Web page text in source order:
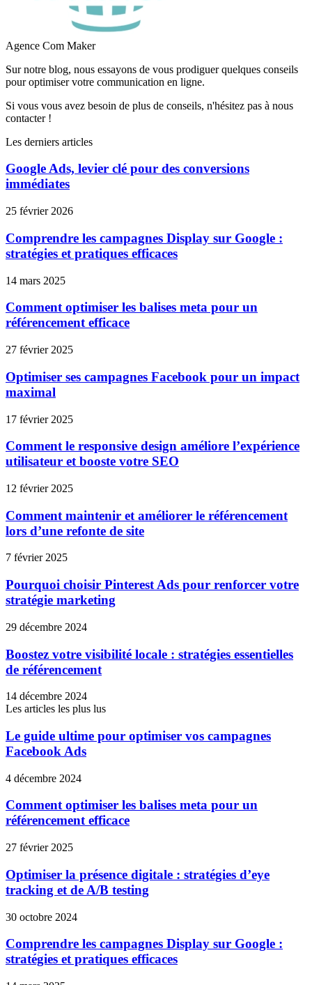
Agence Com Maker
Sur notre blog, nous essayons de vous prodiguer quelques conseils
pour optimiser votre communication en ligne.
Si vous vous avez besoin de plus de conseils, n'hésitez pas à nous
contacter !
Les derniers articles
Google Ads, levier clé pour des conversions
immédiates
25 février 2026
Comprendre les campagnes Display sur Google :
stratégies et pratiques efficaces
14 mars 2025
Comment optimiser les balises meta pour un
référencement efficace
27 février 2025
Optimiser ses campagnes Facebook pour un impact
maximal
17 février 2025
Comment le responsive design améliore l’expérience
utilisateur et booste votre SEO
12 février 2025
Comment maintenir et améliorer le référencement
lors d’une refonte de site
7 février 2025
Pourquoi choisir Pinterest Ads pour renforcer votre
stratégie marketing
29 décembre 2024
Boostez votre visibilité locale : stratégies essentielles
de référencement
14 décembre 2024
Les articles les plus lus
Le guide ultime pour optimiser vos campagnes
Facebook Ads
4 décembre 2024
Comment optimiser les balises meta pour un
référencement efficace
27 février 2025
Optimiser la présence digitale : stratégies d’eye
tracking et de A/B testing
30 octobre 2024
Comprendre les campagnes Display sur Google :
stratégies et pratiques efficaces